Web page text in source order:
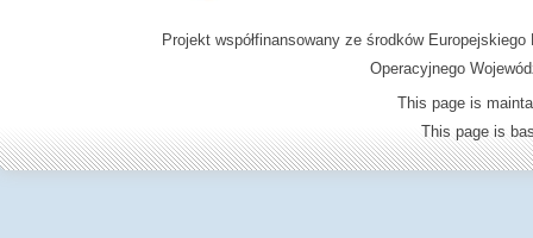
Projekt współfinansowany ze środków
Operacyjnego
This page is
This page is